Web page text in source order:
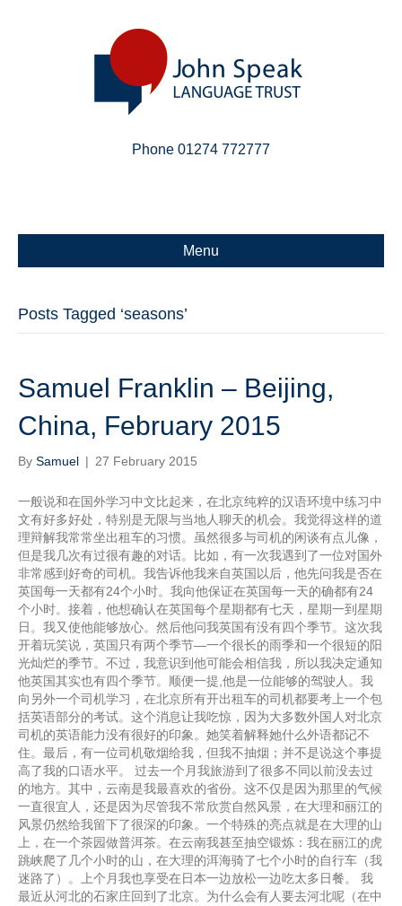
Phone 01274 772777
Menu
Posts Tagged ‘seasons’
Samuel Franklin – Beijing,
China, February 2015
By Samuel | 27 February 2015
一般说和在国外学习中文比起来，在北京纯粹的汉语环境中练习中
文有好多好处，特别是无限与当地人聊天的机会。我觉得这样的道
理辩解我常常坐出租车的习惯。虽然很多与司机的闲谈有点儿像，
但是我几次有过很有趣的对话。比如，有一次我遇到了一位对国外
非常感到好奇的司机。我告诉他我来自英国以后，他先问我是否在
英国每一天都有24个小时。我向他保证在英国每一天的确都有24
个小时。接着，他想确认在英国每个星期都有七天，星期一到星期
日。我又使他能够放心。然后他问我英国有没有四个季节。这次我
开着玩笑说，英国只有两个季节—一个很长的雨季和一个很短的阳
光灿烂的季节。不过，我意识到他可能会相信我，所以我决定通知
他英国其实也有四个季节。顺便一提,他是一位能够的驾驶人。我
向另外一个司机学习，在北京所有开出租车的司机都要考上一个包
括英语部分的考试。这个消息让我吃惊，因为大多数外国人对北京
司机的英语能力没有很好的印象。她笑着解释她什么外语都记不
住。最后，有一位司机敬烟给我，但我不抽烟；并不是说这个事提
高了我的口语水平。 过去一个月我旅游到了很多不同以前没去过
的地方。其中，云南是我最喜欢的省份。这不仅是因为那里的气候
一直很宜人，还是因为尽管我不常欣赏自然风景，在大理和丽江的
风景仍然给我留下了很深的印象。一个特殊的亮点就是在大理的山
上，在一个茶园做普洱茶。在云南我甚至抽空锻炼：我在丽江的虎
跳峡爬了几个小时的山，在大理的洱海骑了七个小时的自行车（我
迷路了）。上个月我也享受在日本一边放松一边吃太多日餐。 我
最近从河北的石家庄回到了北京。为什么会有人要去河北呢（在中